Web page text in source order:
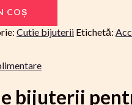
COȘ
Cutie bijuterii Etichetă:
bijuterii